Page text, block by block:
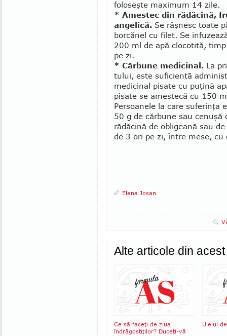
foloseşte maximum 14 zile.
* Amestec din rădăcină,
angelică. Se râşnesc toate
borcănel cu filet. Se
200 ml de apă clocotită,
pe zi.
* Cărbune medicinal. La
tului, este suficientă
medicinal pisate cu puţină
pisate se ames­tecă cu 150
Persoanele la care suferinţa
50 g de cărbune sau
rădăcină de obligeană sau
de 3 ori pe zi, între mese, cu
Elena Josan
Alte articole din
Ce să faceţi de ziua
îndrăgostiţilor? Duceţi-vă
Uleiul